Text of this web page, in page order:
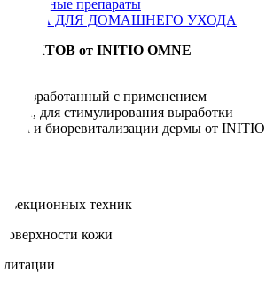
препараты
ДЛЯ ДОМАШНЕГО УХОДА
от INITIO OMNE
разработанный с применением
для стимулирования выработки
и биоревитализации дермы от INITIO
техник
поверхности кожи